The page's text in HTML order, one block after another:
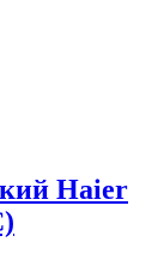
Haier